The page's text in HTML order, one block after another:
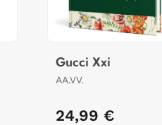
Gucci Xxi
AA.VV.
24,99 €